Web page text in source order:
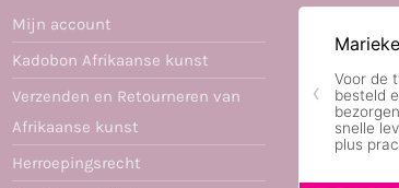
Mijn account
Kadobon Afrikaanse kunst
Verzenden en Retourneren van
Afrikaanse kunst
Herroepingsrecht